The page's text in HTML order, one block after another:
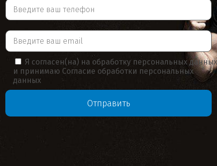
Я согласен(на) на обработку персональных
и принимаю Согласие обработки персональных
данных